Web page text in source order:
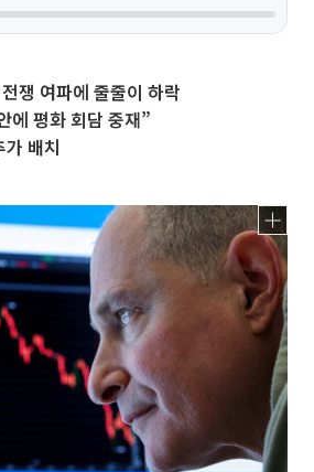
쟁 여파에 줄줄이 하락
에 평화 회담 중재”
배치